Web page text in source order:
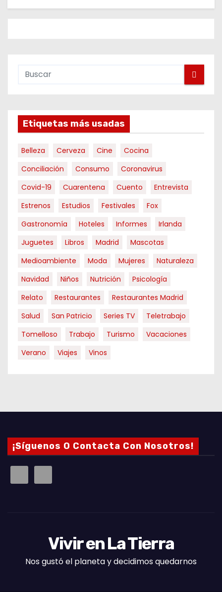
Etiquetas más usadas
Belleza Cerveza Cine
Cocina
Conciliación
Consumo
Coronavirus
Covid-19
Cuarentena Cuento
Entrevista
Estrenos
Estudios Festivales
Fox
Gastronomía
Hoteles Informes
Irlanda
Juguetes
Libros Madrid
Mascotas
Medioambiente
Moda Mujeres
Naturaleza
Navidad
Niños Nutrición
Psicología
Relato
Restaurantes
Restaurantes Madrid
Salud
San Patricio Series TV
Teletrabajo
Tomelloso
Trabajo Turismo
Vacaciones
Verano
Viajes Vinos
¡Síguenos O Contacta Con Nosotros!
Vivir en La Tierra
Nos gustó el planeta y decidimos quedarnos